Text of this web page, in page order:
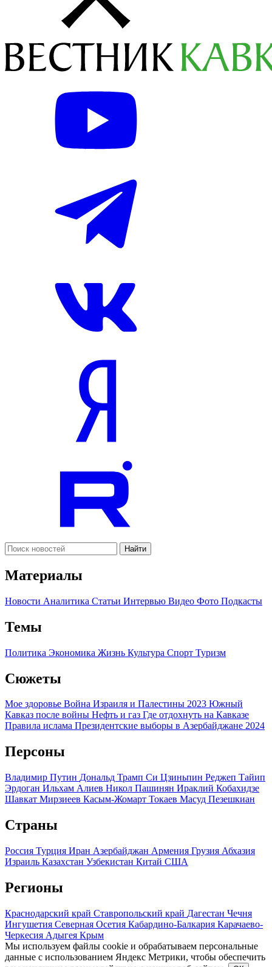
Найти
Материалы
Новости Аналитика Статьи Интервью Видео Фото Подкасты
Темы
Политика Экономика Жизнь Культура Спорт Туризм
Сюжеты
Мое здоровье Война Израиля и Палестины 2023 Южный
Кавказ после войны Нефть и газ Где отдохнуть на Кавказе
Правила ислама Президентские выборы в Азербайджане 2024
Персоны
Владимир Путин Дональд Трамп Си Цзиньпин Реджеп Тайип
Эрдоган Ильхам Алиев Никол Пашинян Ираклий Кобахидзе
Шавкат Мирзиеев Касым-Жомарт Токаев Масуд Пезешкиан
Страны
Россия Турция Иран Азербайджан Армения Грузия Абхазия
Израиль Казахстан Узбекистан Китай США
Регионы
Краснодарский край Ставропольский край Дагестан Чечня
Ингушетия Северная Осетия Кабардино-Балкария Карачаево-
Черкесия Адыгея Крым
Мы используем файлы cookie и обрабатываем персональные
данные с использованием Яндекс Метрики, чтобы обеспечить